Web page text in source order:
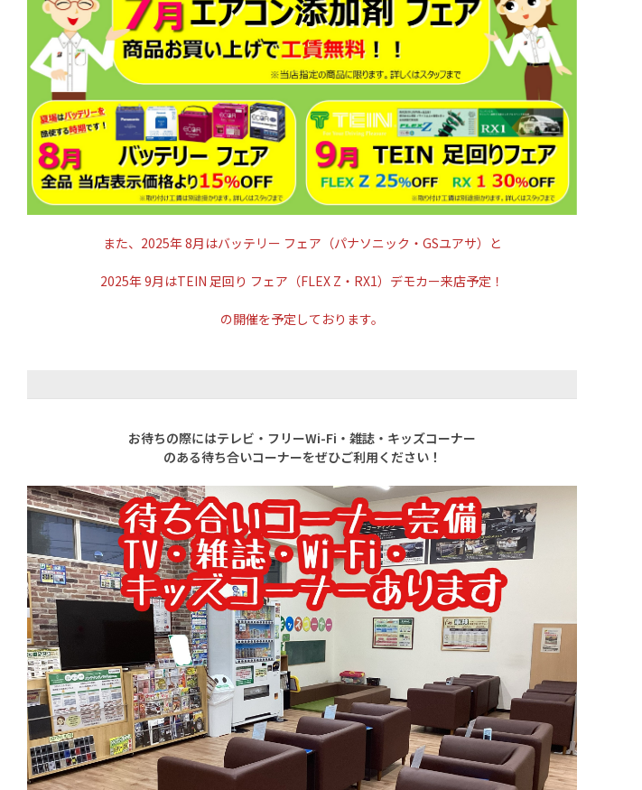
また、2025年 8月はバッテリー フェア（パナソニック・GSユアサ）と
2025年 9月はTEIN 足回り フェア（FLEX Z・RX1）デモカー来店予定！
の開催を予定しております。
お待ちの際にはテレビ・フリーWi-Fi・雑誌・キッズコーナー
のある待ち合いコーナーをぜひご利用ください！